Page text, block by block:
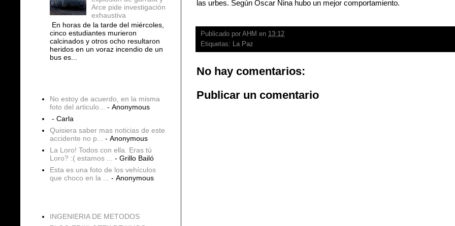
las urbes. Según Óscar Nina hubo un mejor comportamiento.
Publicado por AHM en 13:12
Etiquetas: La Paz
No hay comentarios:
Publicar un comentario
Arce pide investigación
exhaustiva
En horas de la tarde del miércoles,
cinco estudiantes murieron
calcinados y otros ocho resultaron
heridos en un voraz incendio de un
bus es...
No estoy de acuerdo, en la misma
foto del articulo...
- Anonymous
- Carla
Quisiera saber mas noticias de este
accidente no p...
- Anonymous
La Loro! Todos con ella. Eras tú
Loro? :( estamos ...
- Grillo Bailó
Esta es una foto de los vehículos
que choco en la ...
- Anonymous
INGENIERIA DE METODOS